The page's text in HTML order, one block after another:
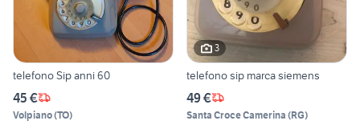
telefono Sip anni 60
45 €
Volpiano(TO)
3
telefono sip marca siemens
49 €
Santa Croce Camerina (RG)